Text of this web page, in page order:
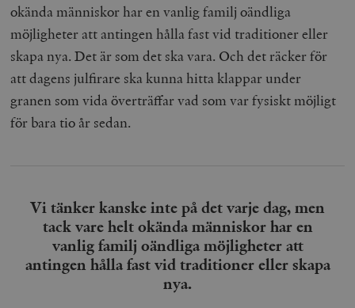
okända människor har en vanlig familj oändliga
möjligheter att antingen hålla fast vid traditioner eller
skapa nya. Det är som det ska vara. Och det räcker för
att dagens julfirare ska kunna hitta klappar under
granen som vida överträffar vad som var fysiskt möjligt
för bara tio år sedan.
Vi tänker kanske inte på det varje dag, men
tack vare helt okända människor har en
vanlig familj oändliga möjligheter att
antingen hålla fast vid traditioner eller skapa
nya.